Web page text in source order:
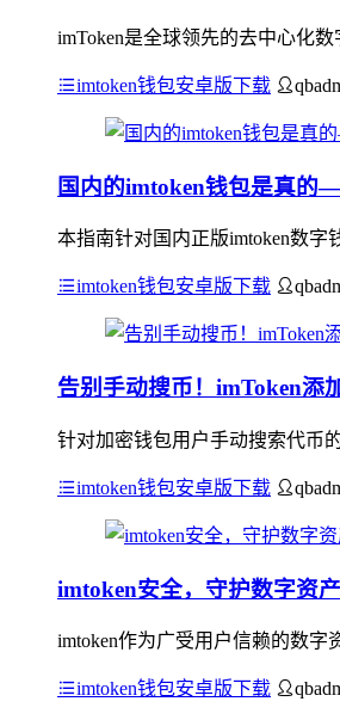
imToken是全球领先的去中心化
imtoken钱包安卓版下载
国内的imtoken钱包是真的
本指南针对国内正版imtoken数
imtoken钱包安卓版下载
告别手动搜币！imToken添
针对加密钱包用户手动搜索代币
imtoken钱包安卓版下载
imtoken安全，守护数字资
imtoken作为广受用户信赖的数
imtoken钱包安卓版下载